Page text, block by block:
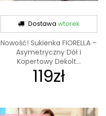
Dostawa wtorek
Nowość! Sukienka FIORELLA –
Asymetryczny Dół i
Kopertowy Dekolt...
119zł